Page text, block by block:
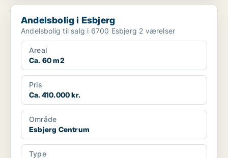
Andelsbolig i Esbjerg
Andelsbolig i Esbjerg
Andelsbolig til salg i 6700 Esbjerg 2 værelser
Areal
Ca. 60 m2
Pris
Ca. 410.000 kr.
Område
Esbjerg Centrum
Type